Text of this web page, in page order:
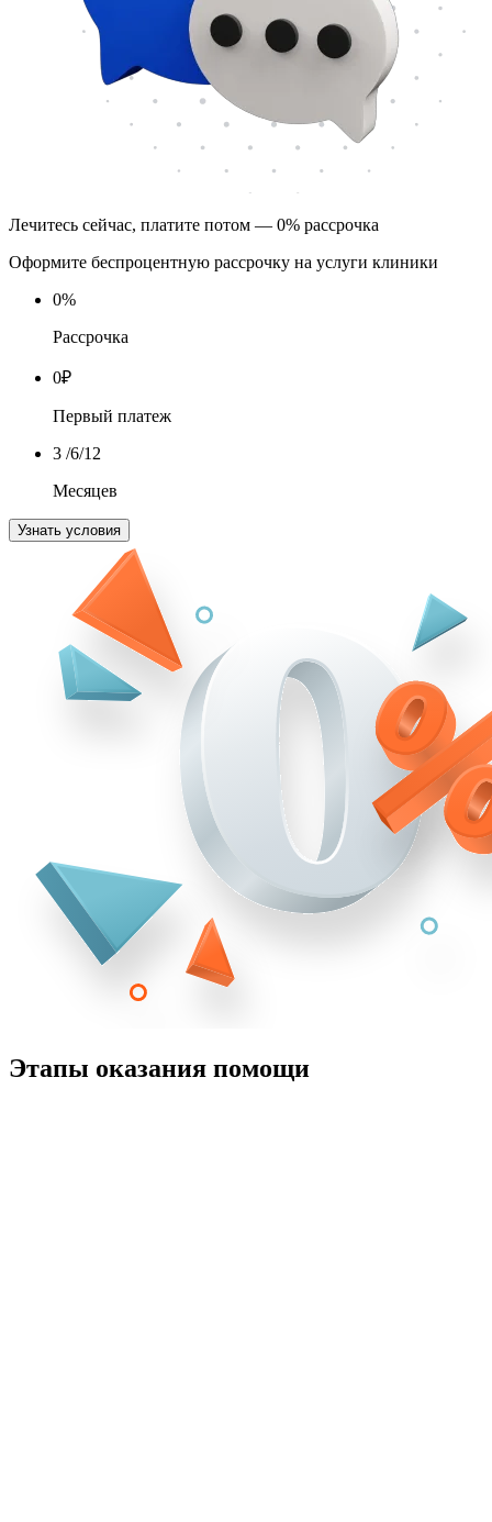
Лечитесь сейчас, платите потом — 0% рассрочка
Оформите беспроцентную рассрочку на услуги клиники
0%
Рассрочка
0₽
Первый платеж
3 /6/12
Месяцев
Узнать условия
Этапы оказания помощи